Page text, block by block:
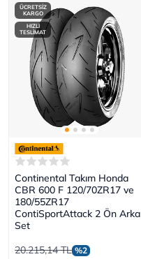
ÜCRETSİZ
KARGO
HIZLI
TESLİMAT
Continental Takım Honda
CBR 600 F 120/70ZR17 ve
180/55ZR17
ContiSportAttack 2 Ön Arka
Set
20.215,14 TL %2